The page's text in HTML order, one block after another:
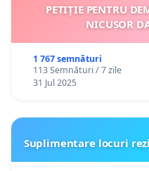
PETIȚIE PENTRU
NICUȘOR
1 767 semnături
113 Semnături / 7 zile
31 Jul 2025
Suplimentare locuri